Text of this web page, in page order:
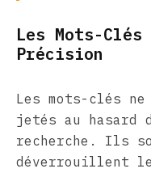
Les Mots-
Précision
Les mots-clés
jetés au hasard
recherche. Ils
déverrouillent